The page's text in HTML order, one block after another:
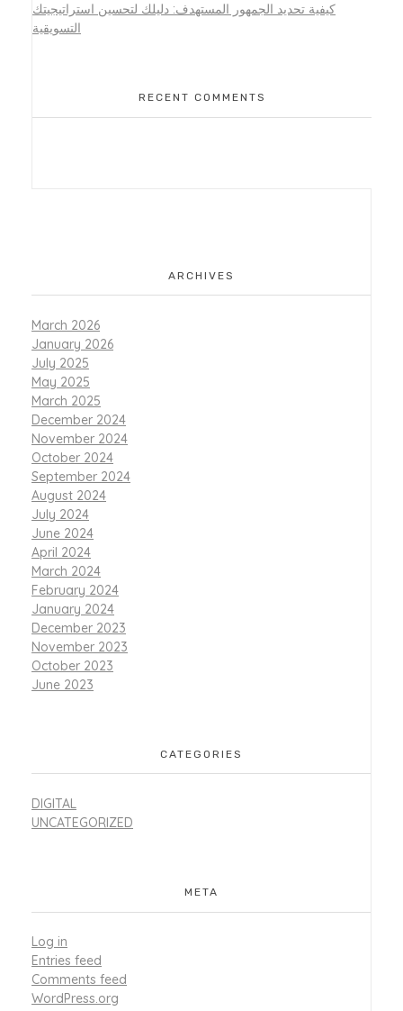
كيفية تحديد الجمهور المستهدف: دليلك لتحسين استراتيجيتك
التسويقية
RECENT COMMENTS
ARCHIVES
March 2026
January 2026
July 2025
May 2025
March 2025
December 2024
November 2024
October 2024
September 2024
August 2024
July 2024
June 2024
April 2024
March 2024
February 2024
January 2024
December 2023
November 2023
October 2023
June 2023
CATEGORIES
DIGITAL
UNCATEGORIZED
META
Log in
Entries feed
Comments feed
WordPress.org